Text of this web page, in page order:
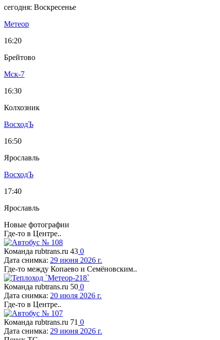
сегодня: Воскресенье
Метеор
16:20
Брейтово
Мск-7
16:30
Колхозник
ВосходЪ
16:50
Ярославль
ВосходЪ
17:40
Ярославль
Новые фотографии
Где-то в Центре..
Команда rubtrans.ru 43 0
Дата снимка: 29 июня 2026 г.
Где-то между Копаево и Семёновским..
Команда rubtrans.ru 50 0
Дата снимка: 20 июля 2026 г.
Где-то в Центре..
Команда rubtrans.ru 71 0
Дата снимка: 29 июня 2026 г.